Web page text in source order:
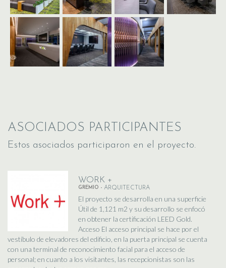
ASOCIADOS PARTICIPANTES
Estos asociados participaron en el proyecto.
WORK +
GREMIO - ARQUITECTURA
El proyecto se desarrolla en una superficie
Útil de 1,121 m2 y su desarrollo se enfocó
en obtener la certificación LEED Gold.
Acceso El acceso principal se hace por el
vestíbulo de elevadores del edificio, en la puerta principal se cuenta
con una terminal de reconocimiento facial para el acceso de
personal; en cuanto a los visitantes, las recepcionistas son las